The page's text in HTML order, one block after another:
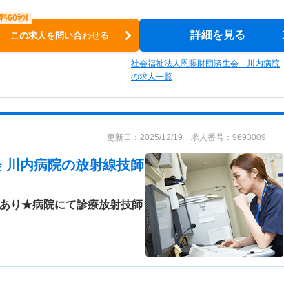
この求人を問い合わせる 詳細を見る
社会福祉法人恩賜財団済生会 川内病院
の求人一覧
更新日：2025/12/19 求人番号：9693009
川内病院の放射線技師
り★病院にて診療放射技師